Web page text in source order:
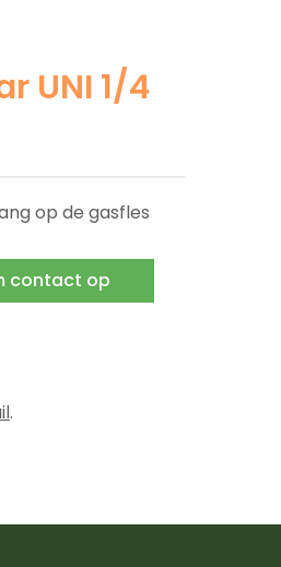
UNI 1/4
op de gasfles
contact op
.